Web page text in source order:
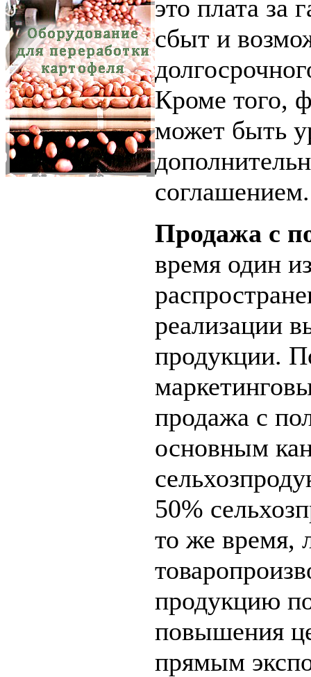
это плата за
сбыт и
Кроме того,
может быть
соглашением.
Продажа с
время один
реализации
продукции.
продажа с
основным
50%
то же время,
продукцию
повышения
прямым